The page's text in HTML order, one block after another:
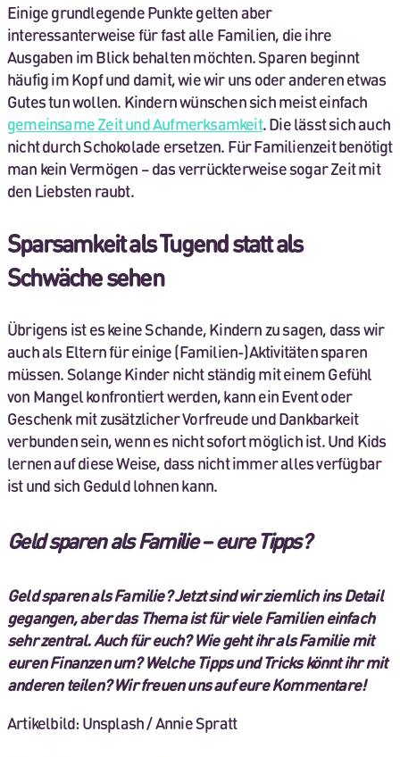
Einige grundlegende Punkte gelten aber
interessanterweise für fast alle Familien, die ihre
Ausgaben im Blick behalten möchten. Sparen beginnt
häufig im Kopf und damit, wie wir uns oder anderen etwas
Gutes tun wollen. Kindern wünschen sich meist einfach
gemeinsame Zeit und Aufmerksamkeit. Die lässt sich auch
nicht durch Schokolade ersetzen. Für Familienzeit benötigt
man kein Vermögen – das verrückterweise sogar Zeit mit
den Liebsten raubt.
Sparsamkeit als Tugend statt als
Schwäche sehen
Übrigens ist es keine Schande, Kindern zu sagen, dass wir
auch als Eltern für einige (Familien-)Aktivitäten sparen
müssen. Solange Kinder nicht ständig mit einem Gefühl
von Mangel konfrontiert werden, kann ein Event oder
Geschenk mit zusätzlicher Vorfreude und Dankbarkeit
verbunden sein, wenn es nicht sofort möglich ist. Und Kids
lernen auf diese Weise, dass nicht immer alles verfügbar
ist und sich Geduld lohnen kann.
Geld sparen als Familie – eure Tipps?
Geld sparen als Familie? Jetzt sind wir ziemlich ins Detail
gegangen, aber das Thema ist für viele Familien einfach
sehr zentral. Auch für euch? Wie geht ihr als Familie mit
euren Finanzen um? Welche Tipps und Tricks könnt ihr mit
anderen teilen? Wir freuen uns auf eure Kommentare!
Artikelbild: Unsplash / Annie Spratt